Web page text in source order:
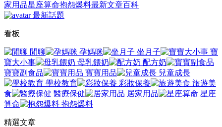
家用品星座算命抱怨爆料最新文章百科
最新話題
看板
閒聊 孕媽咪 坐月子
寶
寶大小事
母乳餵奶
配方奶
寶寶副食品
寶寶用品
兒童成長
學校教育
彩妝保養
旅遊美
食
醫療保健 居家用品
星座
算命
抱怨爆料
精選文章